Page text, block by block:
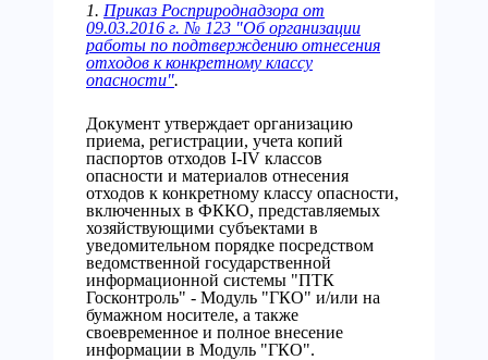
1. Приказ Росприроднадзора от
09.03.2016 г. № 123 "Об организации
работы по подтверждению отнесения
отходов к конкретному классу
опасности".
Документ утверждает организацию
приема, регистрации, учета копий
паспортов отходов I-IV классов
опасности и материалов отнесения
отходов к конкретному классу опасности,
включенных в ФККО, представляемых
хозяйствующими субъектами в
уведомительном порядке посредством
ведомственной государственной
информационной системы "ПТК
Госконтроль" - Модуль "ГКО" и/или на
бумажном носителе, а также
своевременное и полное внесение
информации в Модуль "ГКО".